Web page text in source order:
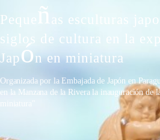
Peque ñas esculturas
siglos de cultura en la
Japón en miniatura
Organizada por la Embajada de Japón en
en la Manzana de la Rivera la inauguración de
miniatura"